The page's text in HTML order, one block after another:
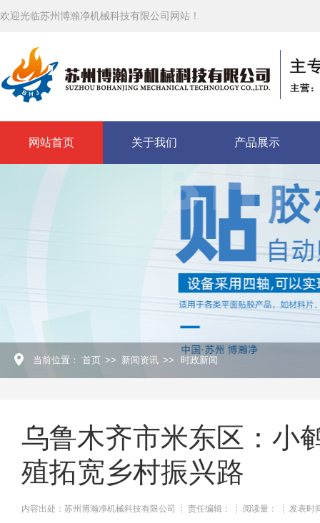
欢迎光临苏州博瀚净机械科技有限公司网站！
网站首页 关于我们 产品展示
当前位置： 首页 >> 新闻资讯 >> 时政新闻
乌鲁木齐市米东区：小
殖拓宽乡村振兴路
内容出处：苏州博瀚净机械科技有限公司 责任编辑： 阅读量： 发表时